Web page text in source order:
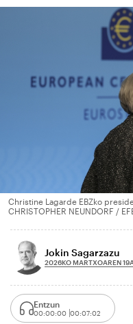
Christine Lagarde EBZko
CHRISTOPHER NEUNDORF /
Jokin Sagarzazu
2026KO MARTXOAREN
Entzun
00:00:00 00:07:02